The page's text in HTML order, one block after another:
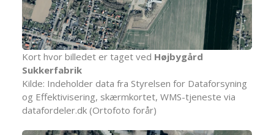
Kort hvor billedet er taget ved Højbygård
Sukkerfabrik
Kilde: Indeholder data fra Styrelsen for Dataforsyning
og Effektivisering, skærmkortet, WMS-tjeneste via
datafordeler.dk (Ortofoto forår)